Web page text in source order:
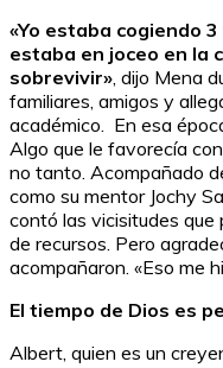
«Yo estaba cogiendo
estaba en joceo en la
sobrevivir» , dijo Mena
familiares, amigos y
académico. En esa
Algo que le favorecía
no tanto. Acompañado
como su mentor Jochy
contó las vicisitudes
de recursos. Pero
acompañaron. «Eso me
El tiempo de Dios es
Albert, quien es un